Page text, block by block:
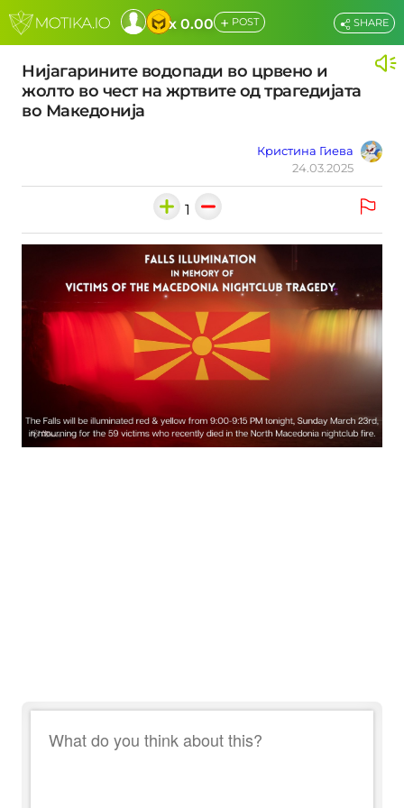
x 0.00 + POST
Нијагарините водопади во црвено и
жолто во чест на жртвите од трагедијата
во Македонија
Кристина Гиева
24.03.2025
SHARE
1